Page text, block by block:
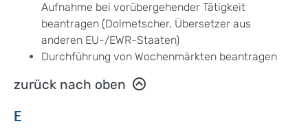
Aufnahme bei vorübergehender Tätigkeit
beantragen (Dolmetscher, Übersetzer aus
anderen EU-/EWR-Staaten)
Durchführung von Wochenmärkten beantragen
zurück nach oben
E